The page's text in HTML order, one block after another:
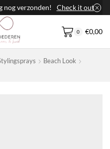
nog verzonden! Check it out
0 €0,00
Beach Look